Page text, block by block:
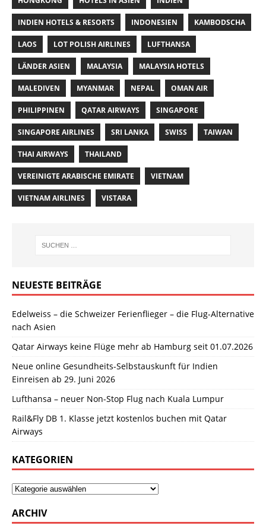
INDIEN HOTELS & RESORTS INDONESIEN KAMBODSCHA
LAOS LOT POLISH AIRLINES LUFTHANSA
LÄNDER ASIEN MALAYSIA MALAYSIA HOTELS
MALEDIVEN MYANMAR NEPAL OMAN AIR
PHILIPPINEN QATAR AIRWAYS SINGAPORE
SINGAPORE AIRLINES SRI LANKA SWISS TAIWAN
THAI AIRWAYS THAILAND
VEREINIGTE ARABISCHE EMIRATE VIETNAM
VIETNAM AIRLINES VISTARA
NEUESTE BEITRÄGE
Edelweiss – die Schweizer Ferienflieger – die Flug-Alternative
nach Asien
Qatar Airways keine Flüge mehr ab Hamburg seit 01.07.2026
Neue online Gesundheits-Selbstauskunft für Indien
Einreisen ab 29. Juni 2026
Lufthansa – neuer Non-Stop Flug nach Kuala Lumpur
Rail&Fly DB 1. Klasse jetzt kostenlos buchen mit Qatar
Airways
KATEGORIEN
ARCHIV